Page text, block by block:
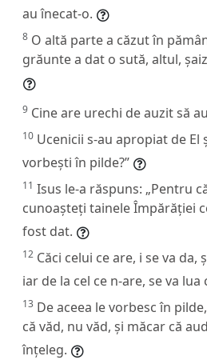
au înecat-o.
8 O altă parte a căzut în
grăunte a dat o sută, altul,
9 Cine are urechi de auzit să
10 Ucenicii s-au apropiat de El
vorbești în pilde?”
11 Isus le-a răspuns: „Pentru
cunoașteți tainele Împărăției
fost dat.
12 Căci celui ce are, i se va da,
iar de la cel ce n-are, se va lua
13 De aceea le vorbesc în
că văd, nu văd, și măcar că
înțeleg.